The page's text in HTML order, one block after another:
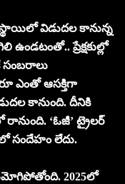
విడుదల కానున్న
ప్రేక్షకుల్లో
ఎంతో ఆసక్తిగా
కానుంది. దీనికి
‘ఓజీ’ ట్రైలర్
సందేహం లేదు.
2025లో